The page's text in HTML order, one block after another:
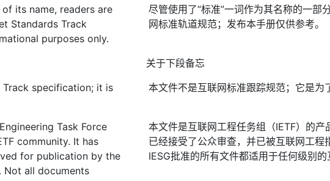
its name, readers are
Standards Track
purposes only.
尽管使用了“标准”一词作为其名称的一部
网标准轨道规范；发布本手册仅供参考。
关于下段备忘
specification; it is
本文件不是互联网标准跟踪规范；它是为
Task Force
community. It has
for publication by the
Not all documents
本文件是互联网工程任务组（IETF）的
已经接受了公众审查，并已被互联网工程
IESG批准的所有文件都适用于任何级别